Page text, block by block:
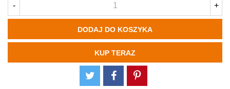
- +
DODAJ DO KOSZYKA
KUP TERAZ